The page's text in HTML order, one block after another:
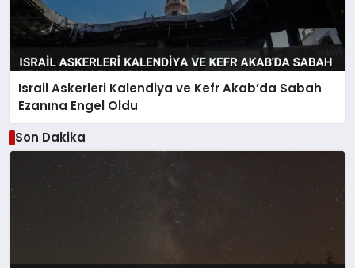
Israil Askerleri Kalendiya ve Kefr Akab’da Sabah
Ezanına Engel Oldu
Son Dakika